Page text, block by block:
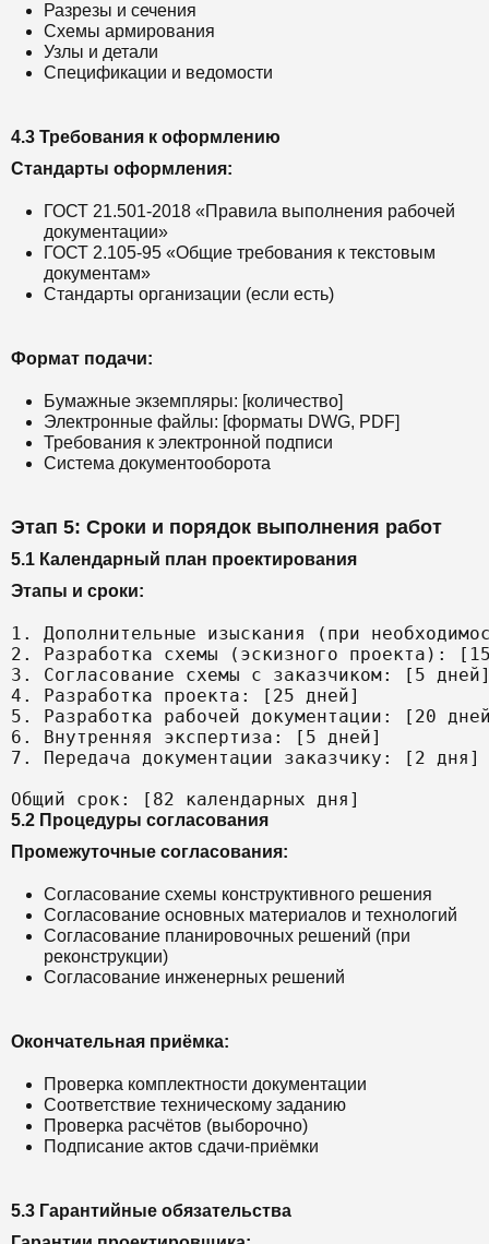
Разрезы и сечения
Схемы армирования
Узлы и детали
Спецификации и ведомости
4.3 Требования к оформлению
Стандарты оформления:
ГОСТ 21.501-2018 «Правила выполнения рабочей
документации»
ГОСТ 2.105-95 «Общие требования к текстовым
документам»
Стандарты организации (если есть)
Формат подачи:
Бумажные экземпляры: [количество]
Электронные файлы: [форматы DWG, PDF]
Требования к электронной подписи
Система документооборота
Этап 5: Сроки и порядок выполнения работ
5.1 Календарный план проектирования
Этапы и сроки:
1. Дополнительные изыскания (при
2. Разработка схемы (эскизного проекта):
3. Согласование схемы с заказчиком: [5
4. Разработка проекта: [25 дней]
5. Разработка рабочей документации: [20
6. Внутренняя экспертиза: [5 дней]
7. Передача документации заказчику: [2 дня]
5.2 Процедуры согласования
Промежуточные согласования:
Согласование схемы конструктивного решения
Согласование основных материалов и технологий
Согласование планировочных решений (при
реконструкции)
Согласование инженерных решений
Окончательная приёмка:
Проверка комплектности документации
Соответствие техническому заданию
Проверка расчётов (выборочно)
Подписание актов сдачи-приёмки
5.3 Гарантийные обязательства